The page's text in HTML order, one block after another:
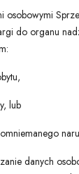
osobowymi
do organu
lub
danych